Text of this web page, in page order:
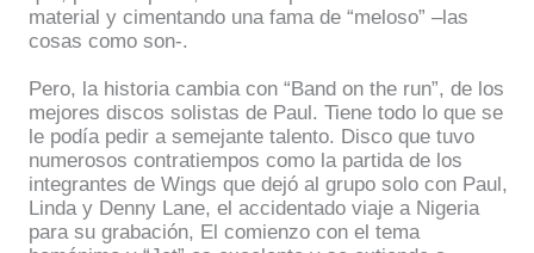
material y cimentando una fama de “meloso” –las
cosas como son-.
Pero, la historia cambia con “Band on the run”, de los
mejores discos solistas de Paul. Tiene todo lo que se
le podía pedir a semejante talento. Disco que tuvo
numerosos contratiempos como la partida de los
integrantes de Wings que dejó al grupo solo con Paul,
Linda y Denny Lane, el accidentado viaje a Nigeria
para su grabación, El comienzo con el tema